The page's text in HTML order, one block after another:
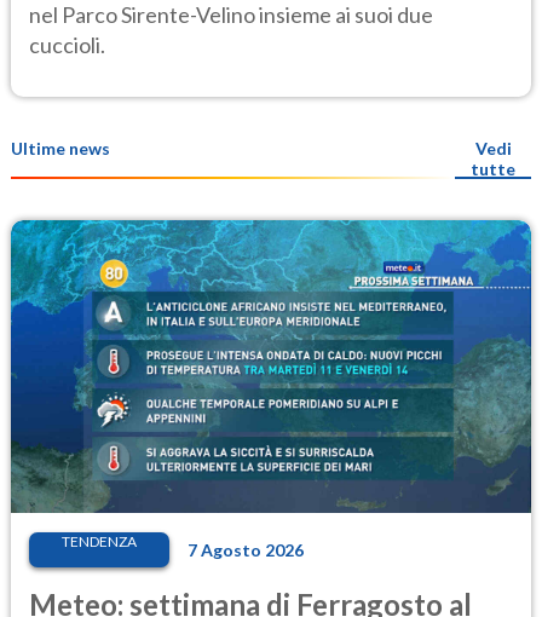
nel Parco Sirente-Velino insieme ai suoi due
cuccioli.
Ultime news
Vedi
tutte
TENDENZA 7 Agosto 2026
Meteo: settimana di Ferragosto al